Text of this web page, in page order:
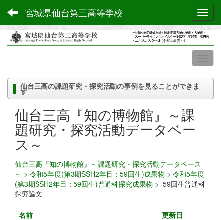
宮城県仙台第三高等学校
仙台三高の課題研究・探究活動の事例を見ることができま
す
仙台三高『知の博物館』～課
題研究・探究活動データベー
ス～
仙台三高『知の博物館』～課題研究・探究活動データベース
～ > 令和5年度(第3期SSH2年目：59回生)成果物 > 令和5年度
(第3期SSH2年目：59回生)普通科探究成果物 > 59回生普通科
探究論文
名前
更新日